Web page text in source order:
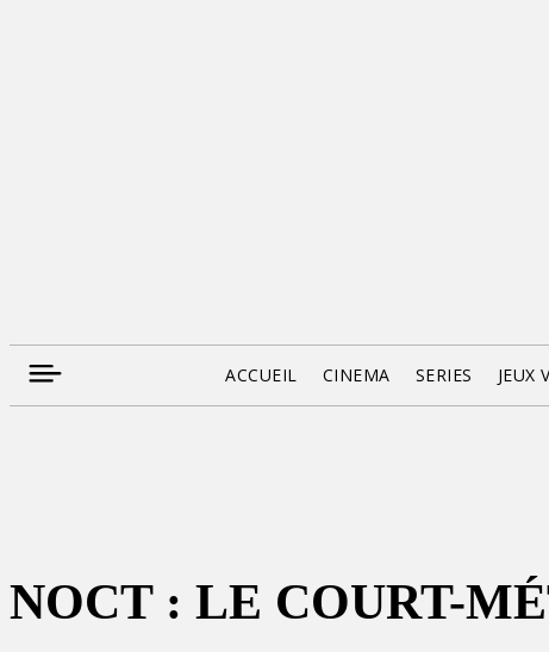
ACCUEIL CINEMA SERIES JEUX
NOCT : LE COURT-